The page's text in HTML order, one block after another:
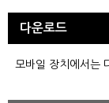
다운로드
모바일 장치에서는